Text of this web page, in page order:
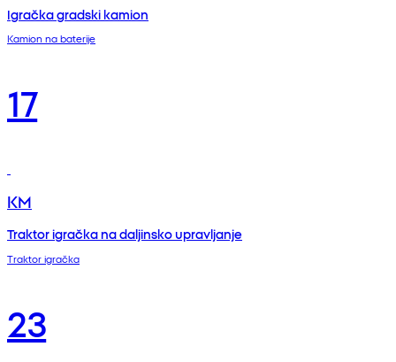
Igračka gradski kamion
Kamion na baterije
17
KM
Traktor igračka na daljinsko upravljanje
Traktor igračka
23